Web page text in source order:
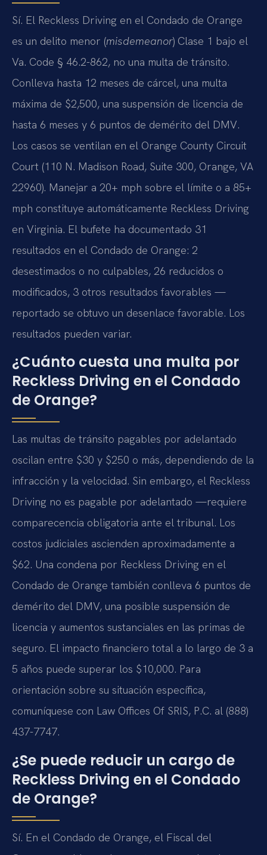
Sí. El Reckless Driving en el Condado de Orange
es un delito menor (misdemeanor) Clase 1 bajo el
Va. Code § 46.2-862, no una multa de tránsito.
Conlleva hasta 12 meses de cárcel, una multa
máxima de $2,500, una suspensión de licencia de
hasta 6 meses y 6 puntos de demérito del DMV.
Los casos se ventilan en el Orange County Circuit
Court (110 N. Madison Road, Suite 300, Orange, VA
22960). Manejar a 20+ mph sobre el límite o a 85+
mph constituye automáticamente Reckless Driving
en Virginia. El bufete ha documentado 31
resultados en el Condado de Orange: 2
desestimados o no culpables, 26 reducidos o
modificados, 3 otros resultados favorables —
reportado se obtuvo un desenlace favorable. Los
resultados pueden variar.
¿Cuánto cuesta una multa por
Reckless Driving en el Condado
de Orange?
Las multas de tránsito pagables por adelantado
oscilan entre $30 y $250 o más, dependiendo de la
infracción y la velocidad. Sin embargo, el Reckless
Driving no es pagable por adelantado —requiere
comparecencia obligatoria ante el tribunal. Los
costos judiciales ascienden aproximadamente a
$62. Una condena por Reckless Driving en el
Condado de Orange también conlleva 6 puntos de
demérito del DMV, una posible suspensión de
licencia y aumentos sustanciales en las primas de
seguro. El impacto financiero total a lo largo de 3 a
5 años puede superar los $10,000. Para
orientación sobre su situación específica,
comuníquese con Law Offices Of SRIS, P.C. al (888)
437-7747.
¿Se puede reducir un cargo de
Reckless Driving en el Condado
de Orange?
Sí. En el Condado de Orange, el Fiscal del